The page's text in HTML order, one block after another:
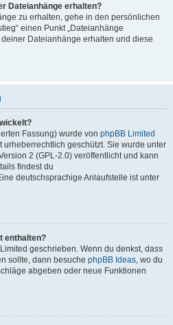
Dateianhänge erhalten?
zu erhalten, gehe in den persönlichen
einen Punkt „Dateianhänge
Dateianhänge erhalten und diese
Fassung) wurde von phpBB Limited
urheberrechtlich geschützt. Sie wurde unter
2 (GPL-2.0) veröffentlicht und kann
findest du
deutschsprachige Anlaufstelle ist unter
enthalten?
geschrieben. Wenn du denkst, dass
sollte, dann besuche phpBB Ideas, wo du
abgeben oder neue Funktionen